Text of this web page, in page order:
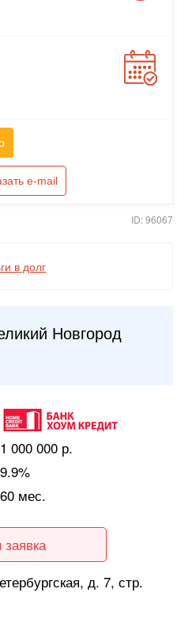
e-mail
ID: 96067
в долг
Новгород
1 000 000 р.
9.9%
60 мес.
д. 7, стр.